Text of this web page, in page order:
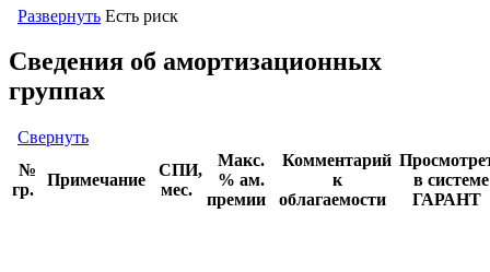
Развернуть Есть риск
Сведения об амортизационных
группах
Свернуть
№
гр.
Примечание
СПИ,
мес.
Макс.
% ам.
премии
Комментарий
к
облагаемости
в системе
ГАРАНТ